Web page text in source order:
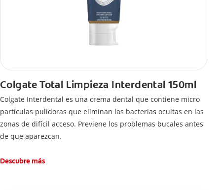
Colgate Total Limpieza Interdental 150ml
Colgate Interdental es una crema dental que contiene micro
partículas pulidoras que eliminan las bacterias ocultas en las
zonas de difícil acceso. Previene los problemas bucales antes
de que aparezcan.
Descubre más